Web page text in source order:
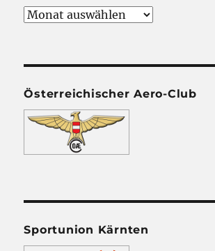
Archiv
Österreichischer Aero-Club
Sportunion Kärnten